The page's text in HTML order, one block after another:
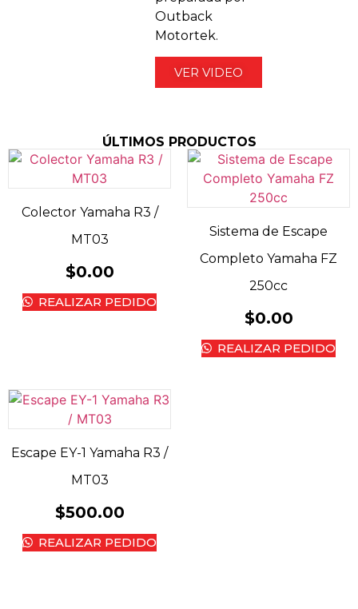
Outback
Motortek.
VER VIDEO
ÚLTIMOS PRODUCTOS
Colector Yamaha R3 /
MT03
$0.00
REALIZAR PEDIDO
Sistema de Escape
Completo Yamaha FZ
250cc
$0.00
REALIZAR PEDIDO
Escape EY-1 Yamaha R3 /
MT03
$500.00
REALIZAR PEDIDO